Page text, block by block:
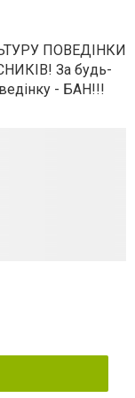
ПОВЕДІНКИ
За будь-
- БАН!!!